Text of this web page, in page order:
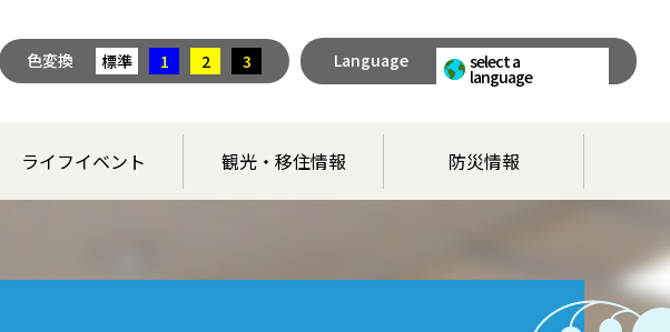
色変換 標準 1 2 3 Language select a
language
ライフイベント 観光・移住情報 防災情報